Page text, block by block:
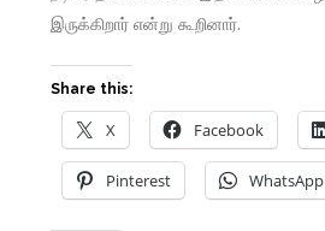
இருக்கிறார் என்று கூறினார்.
Share this:
X Facebook
Pinterest WhatsApp